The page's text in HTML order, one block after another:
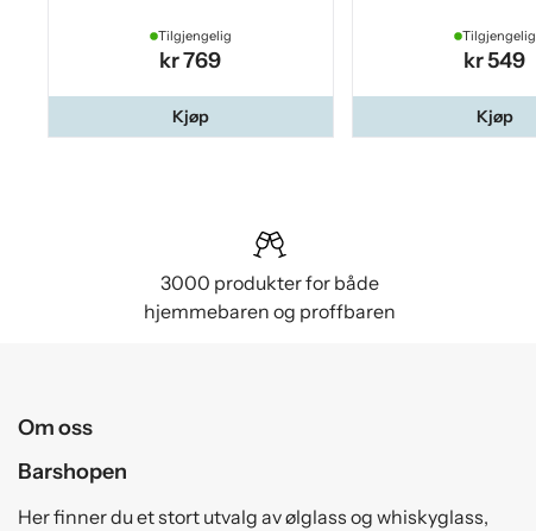
Tilgjengelig
kr 769
Kjøp
Tilgjengelig
kr 549
Kjøp
3000 produkter for både
hjemmebaren og proffbaren
Om oss
Barshopen
Her finner du et stort utvalg av ølglass og whiskyglass,